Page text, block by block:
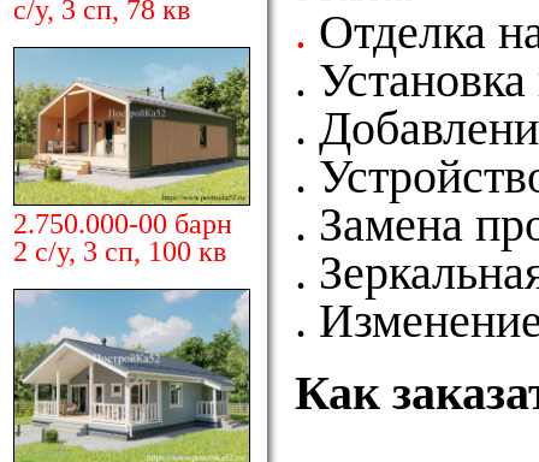
. Отделка
.
.
.
. Замена
.
.
Как
с/у, 3 сп, 78 кв
2.750.000-00 барн
2 с/у, 3 сп, 100 кв